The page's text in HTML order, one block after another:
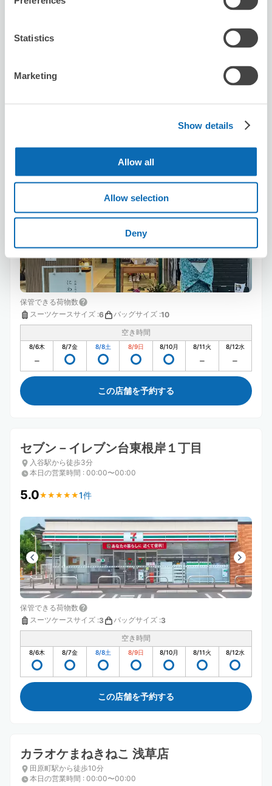
Statistics
Marketing
Show details
Allow all
Allow selection
Deny
スーツケースサイズ
8/12水
浅草駅から徒歩5分
保管できる荷物数
スーツケースサイズ :6 バッグサイズ :10
空き時間
8/6木 8/7金 8/8土 8/9日 8/10月 8/11火 8/12水
この店舗を予約する
セブン－イレブン台東根岸１丁目
入谷駅から徒歩3分
本日の営業時間 : 00:00〜00:00
5.0★ ★ ★ ★ ★
★ ★ ★ ★ ★1件
保管できる荷物数
スーツケースサイズ :3 バッグサイズ :3
空き時間
8/6木 8/7金 8/8土 8/9日 8/10月 8/11火 8/12水
この店舗を予約する
カラオケまねきねこ 浅草店
田原町駅から徒歩10分
本日の営業時間 : 00:00〜00:00